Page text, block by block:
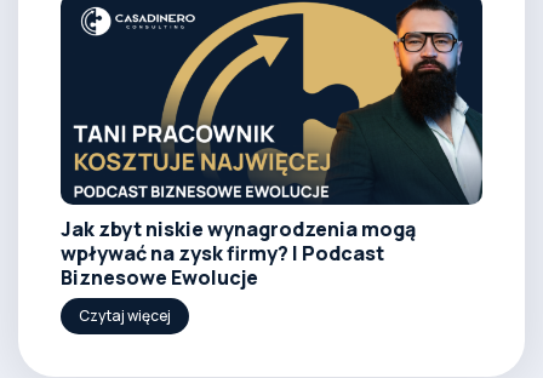
Jak zbyt niskie wynagrodzenia mogą
wpływać na zysk firmy? | Podcast
Biznesowe Ewolucje
Czytaj więcej